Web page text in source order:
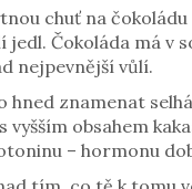
chuť na
Čokoláda má
nejpevnější vůlí.
hned znamenat
obsahem
– hormonu